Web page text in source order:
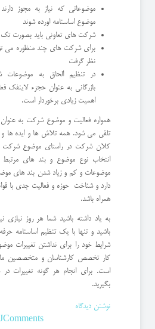
موضوعاتی که نیاز به مجوز
موضوع اساسنامه اورده شوند
شرکت های تعاونی باید بصورت
برای شرکت های چند منظوره می
نظر گرفت
در تنظیم الحاق به موضوعات
بازرگانی به عنوان حجزء لاینفک
اهمیت زیادی برخوردار است.
همواره فعالیت و موضوع شرکت به
تلقی می شود. همه تلاش ها و ایده ها و
کلان شرکت در راستای موضوع شرکت
انتخاب نوع موضوع و بند های مرتبط
موضوعات و کم و زیاد شدن بند های
دارد و شناخت حوزه و فعالیت جدی با
همراه باشد.
به یاد داشته باشید شما هر روز نیازی
باشید و تنها با یک تنظیم اساسنامه
شرایط خود را برای نداشتن تغییرات
کار تخصص کارشناسان و متخصصین ما
است. برای انجام هر گونه تغییرات
بگیرید.
نوشتن دیدگاه
JComments